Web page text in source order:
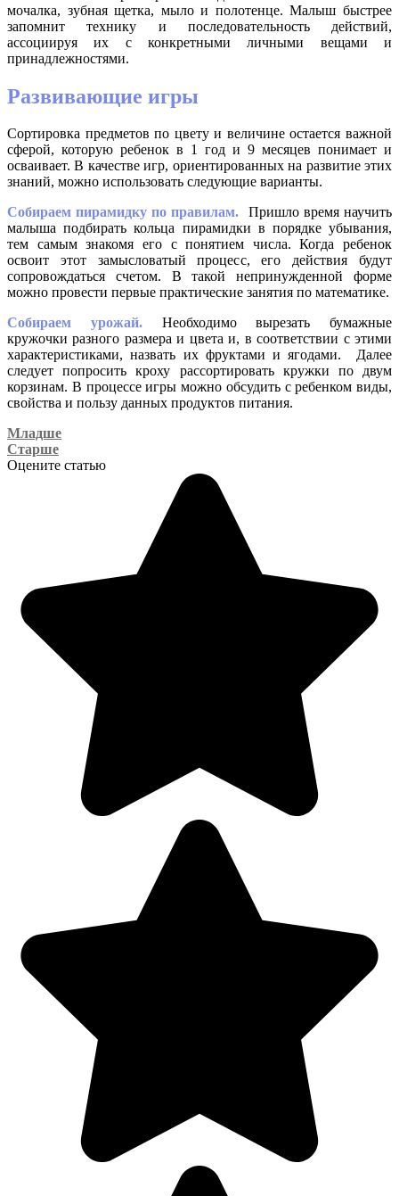
мочалка, зубная щетка, мыло и полотенце. Малыш быстрее
запомнит технику и последовательность действий,
ассоциируя их с конкретными личными вещами и
принадлежностями.
Развивающие игры
Сортировка предметов по цвету и величине остается важной
сферой, которую ребенок в 1 год и 9 месяцев понимает и
осваивает. В качестве игр, ориентированных на развитие этих
знаний, можно использовать следующие варианты.
Собираем пирамидку по правилам.
Пришло время научить
малыша подбирать кольца пирамидки в порядке убывания,
тем самым знакомя его с понятием числа. Когда ребенок
освоит этот замысловатый процесс, его действия будут
сопровождаться счетом. В такой непринужденной форме
можно провести первые практические занятия по математике.
Собираем урожай.Необходимо вырезать бумажные
кружочки разного размера и цвета и, в соответствии с этими
характеристиками, назвать их фруктами и ягодами. Далее
следует попросить кроху рассортировать кружки по двум
корзинам. В процессе игры можно обсудить с ребенком виды,
свойства и пользу данных продуктов питания.
Младше
Старше
Оцените статью